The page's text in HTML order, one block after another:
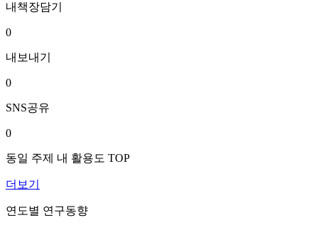
내책장담기
0
내보내기
0
SNS공유
0
동일 주제 내 활용도 TOP
더보기
연도별 연구동향